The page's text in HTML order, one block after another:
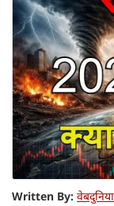
Written By: